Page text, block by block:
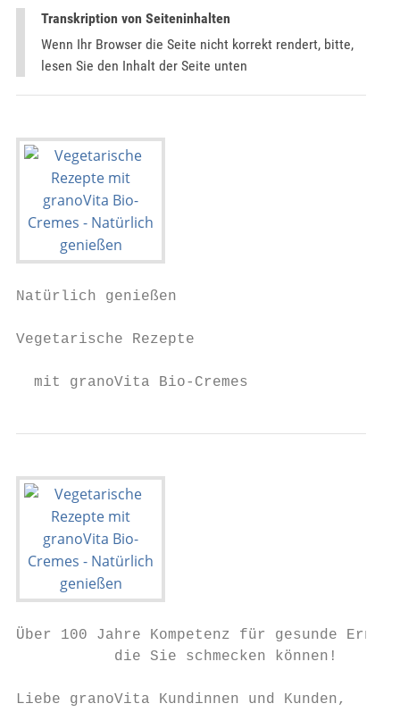
Transkription von Seiteninhalten
Wenn Ihr Browser die Seite nicht korrekt rendert, bitte,
lesen Sie den Inhalt der Seite unten
Natürlich genießen
Vegetarische Rezepte
  mit granoVita Bio-Cremes
Über 100 Jahre Kompetenz für gesunde
           die Sie schmecken können!
Liebe granoVita Kundinnen und Kunden,